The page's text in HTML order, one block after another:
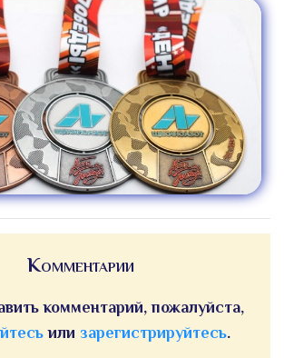
Комментарии
комментарий, пожалуйста,
или зарегистрируйтесь.